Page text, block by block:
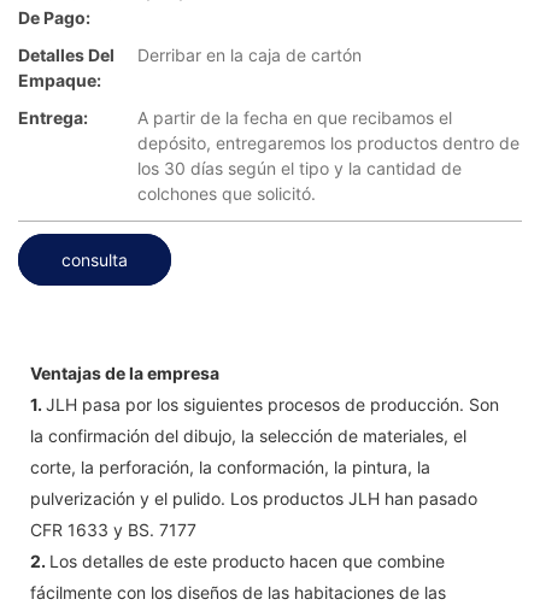
De Pago:
Detalles Del
Empaque:
Derribar en la caja de cartón
Entrega:
A partir de la fecha en que recibamos el
depósito, entregaremos los productos dentro de
los 30 días según el tipo y la cantidad de
colchones que solicitó.
consulta
Ventajas de la empresa
1. JLH pasa por los siguientes procesos de producción. Son
la confirmación del dibujo, la selección de materiales, el
corte, la perforación, la conformación, la pintura, la
pulverización y el pulido. Los productos JLH han pasado
CFR 1633 y BS. 7177
2. Los detalles de este producto hacen que combine
fácilmente con los diseños de las habitaciones de las